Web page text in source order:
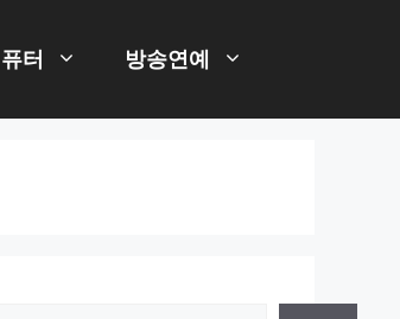
터 방송연예